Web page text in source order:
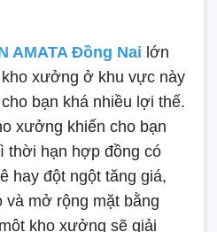
AMATA Đồng Nai lớn
xưởng ở khu vực này
bạn khá nhiều lợi thế.
xưởng khiến cho bạn
thời hạn hợp đồng có
hay đột ngột tăng giá,
và mở rộng mặt bằng
kho xưởng sẽ giải